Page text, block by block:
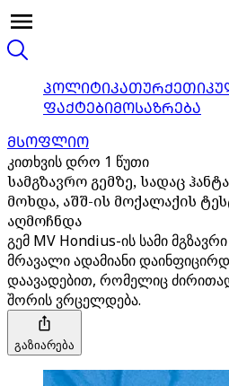
ᲞᲝᲚᲘᲢᲘᲙᲐᲗᲣᲠᲥᲔᲗᲘ
ᲤᲐᲥᲢᲔᲑᲘᲛᲝᲡᲐᲖᲠᲔᲑᲐ
ᲛᲡᲝᲤᲚᲘᲝ
კითხვის დრო 1 წუთი
სამგზავრო გემზე, სადაც
მოხდა, აშშ-ის მოქალაქის
აღმოჩნდა
გემ MV Hondius-ის სამი
მრავალი ადამიანი
დაავადებით, რომელიც
შორის ვრცელდება.
გაზიარება